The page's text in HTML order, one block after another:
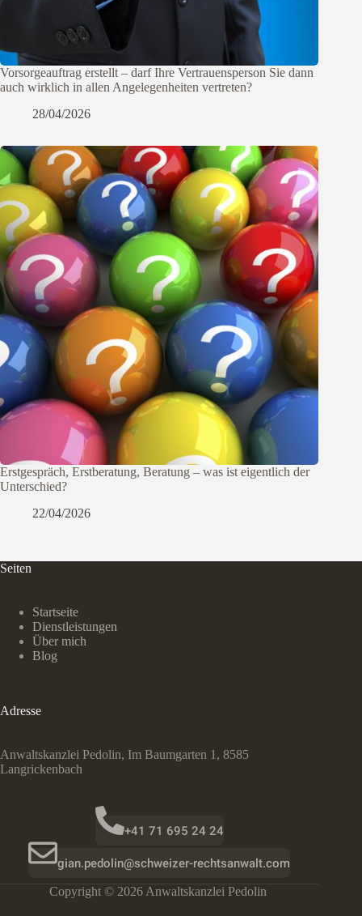
Vorsorgeauftrag erstellt – darf Ihre Vertrauensperson Sie dann
auch wirklich in allen Angelegenheiten vertreten?
28/04/2026
Erstgespräch, Erstberatung, Beratung – was ist eigentlich der
Unterschied?
22/04/2026
Seiten
Startseite
Dienstleistungen
Über mich
Blog
Adresse
Anwaltskanzlei Pedolin, Im Baumgarten 1, 8585
Langrickenbach
+41 71 695 24 24
gian.pedolin@schweizer-rechtsanwalt.com
Copyright © 2026 Anwaltskanzlei Pedolin